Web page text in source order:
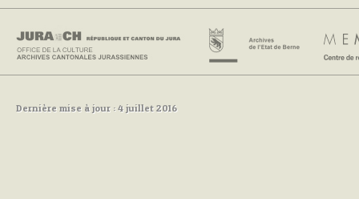
Dernière mise à jour : 4 juillet 2016